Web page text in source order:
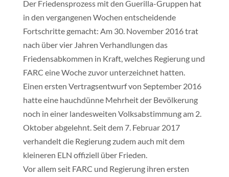
Der Friedensprozess mit den Guerilla-Gruppen hat
in den vergangenen Wochen entscheidende
Fortschritte gemacht: Am 30. November 2016 trat
nach über vier Jahren Verhandlungen das
Friedensabkommen in Kraft, welches Regierung und
FARC eine Woche zuvor unterzeichnet hatten.
Einen ersten Vertragsentwurf von September 2016
hatte eine hauchdünne Mehrheit der Bevölkerung
noch in einer landesweiten Volksabstimmung am 2.
Oktober abgelehnt. Seit dem 7. Februar 2017
verhandelt die Regierung zudem auch mit dem
kleineren ELN offiziell über Frieden.
Vor allem seit FARC und Regierung ihren ersten